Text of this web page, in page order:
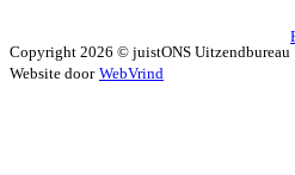
Copyright 2026 © juistONS Uitzendbureau
Website door WebVrind